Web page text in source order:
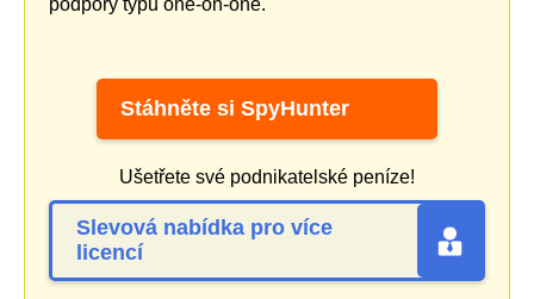
Stáhněte si SpyHunter
Ušetřete své podnikatelské peníze!
Slevová nabídka pro více
licencí